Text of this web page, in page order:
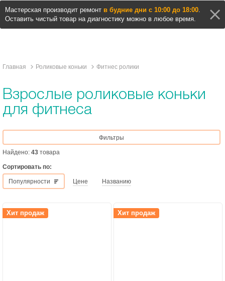
Мастерская производит ремонт в будние дни с 10:00 до 18:00.
Оставить чистый товар на диагностику можно в любое время.
Главная Роликовые коньки Фитнес ролики
Взрослые роликовые коньки
для фитнеса
Фильтры
Сортировать по:
Популярности Цене Названию
Хит продаж Хит продаж
Найдено: 43 товара